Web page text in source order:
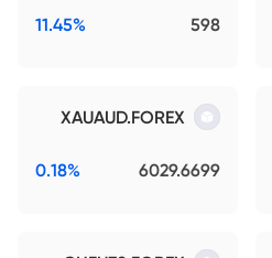
598
11.45%
XAUAUD.FOREX
6029.6699
0.18%